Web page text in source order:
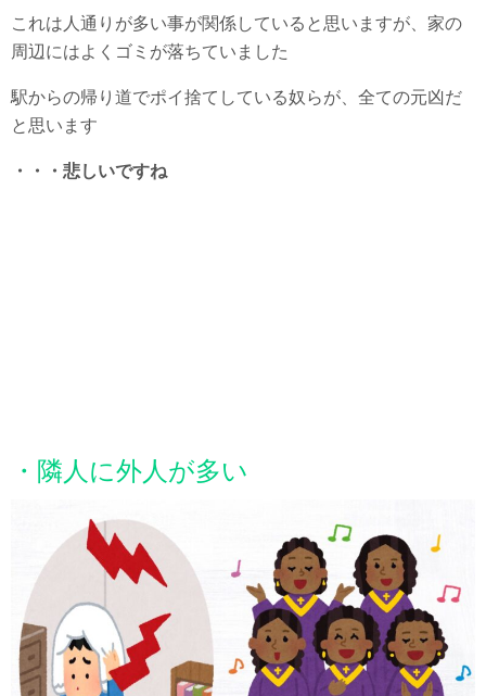
これは人通りが多い事が関係していると思いますが、家の
周辺にはよくゴミが落ちていました
駅からの帰り道でポイ捨てしている奴らが、全ての元凶だ
と思います
・・・悲しいですね
・隣人に外人が多い